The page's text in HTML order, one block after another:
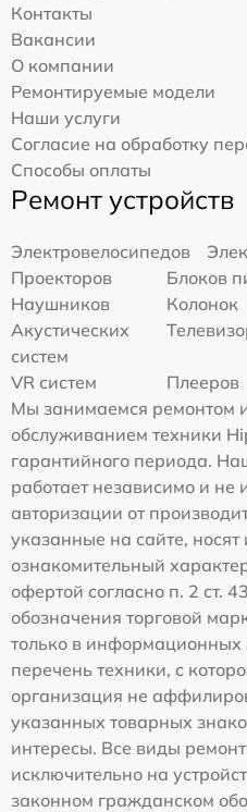
Контакты
Вакансии
О компании
Ремонтируемые модели
Наши услуги
Согласие на обработку
Способы оплаты
Ремонт устройств
Электровелосипедов
Проекторов
Блоков
Наушников
Колонок
Акустических
систем
VR систем
Плееров
Мы занимаемся ремонтом
обслуживанием техники
гарантийного периода.
работает независимо и не
авторизации от
указанные на сайте,
ознакомительный
офертой согласно п. 2 ст.
обозначения торговой
только в информационных
перечень техники, с
организация не
указанных товарных
интересы. Все виды
исключительно на
законном гражданском